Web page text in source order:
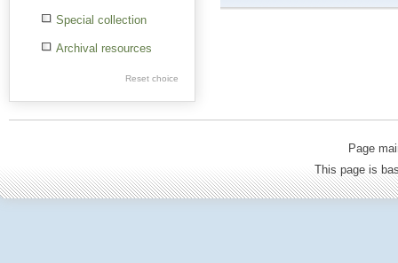
Special collection
Archival resources
Reset choice
Page
This page is